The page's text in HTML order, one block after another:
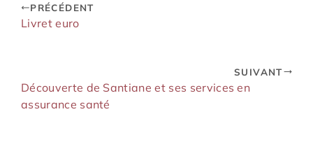
PRÉCÉDENT
Livret euro
SUIVANT
Découverte de Santiane et ses services en
assurance santé